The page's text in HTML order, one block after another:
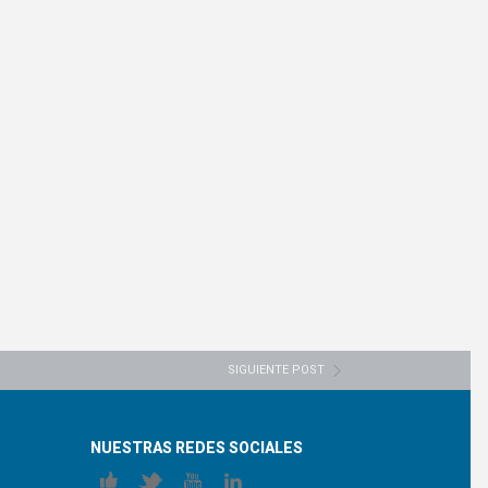
SIGUIENTE POST
NUESTRAS REDES SOCIALES